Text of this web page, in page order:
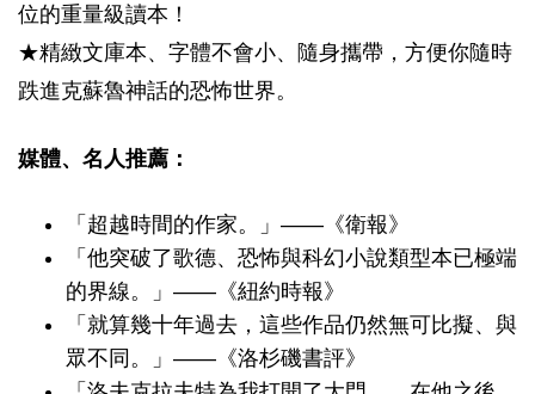
位的重量級讀本！
★精緻文庫本、字體不會小、隨身攜帶，方便你隨時
跌進克蘇魯神話的恐怖世界。
媒體、名人推薦：
「超越時間的作家。」――《衛報》
「他突破了歌德、恐怖與科幻小說類型本已極端
的界線。」――《紐約時報》
「就算幾十年過去，這些作品仍然無可比擬、與
眾不同。」――《洛杉磯書評》